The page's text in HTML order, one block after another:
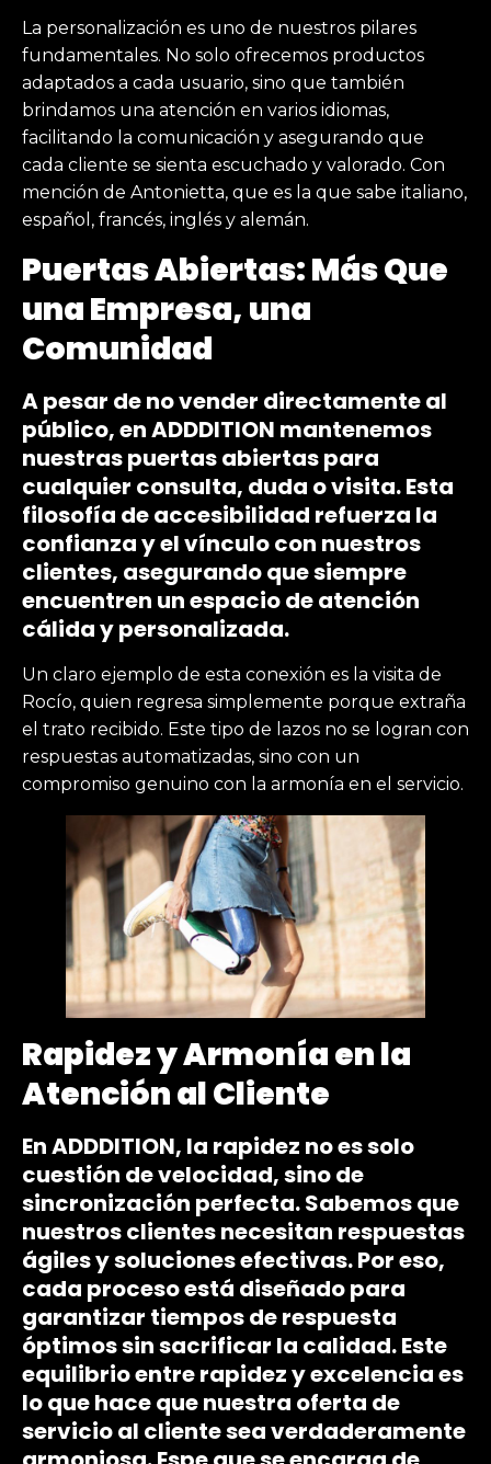
La personalización es uno de nuestros pilares
fundamentales. No solo ofrecemos productos
adaptados a cada usuario, sino que también
brindamos una atención en varios idiomas,
facilitando la comunicación y asegurando que
cada cliente se sienta escuchado y valorado. Con
mención de Antonietta, que es la que sabe italiano,
español, francés, inglés y alemán.
Puertas Abiertas: Más Que
una Empresa, una
Comunidad
A pesar de no vender directamente al
público, en ADDDITION mantenemos
nuestras puertas abiertas para
cualquier consulta, duda o visita. Esta
filosofía de accesibilidad refuerza la
confianza y el vínculo con nuestros
clientes, asegurando que siempre
encuentren un espacio de atención
cálida y personalizada.
Un claro ejemplo de esta conexión es la visita de
Rocío, quien regresa simplemente porque extraña
el trato recibido. Este tipo de lazos no se logran con
respuestas automatizadas, sino con un
compromiso genuino con la armonía en el servicio.
Rapidez y Armonía en la
Atención al Cliente
En ADDDITION, la rapidez no es solo
cuestión de velocidad, sino de
sincronización perfecta. Sabemos que
nuestros clientes necesitan respuestas
ágiles y soluciones efectivas. Por eso,
cada proceso está diseñado para
garantizar tiempos de respuesta
óptimos sin sacrificar la calidad. Este
equilibrio entre rapidez y excelencia es
lo que hace que nuestra oferta de
servicio al cliente sea verdaderamente